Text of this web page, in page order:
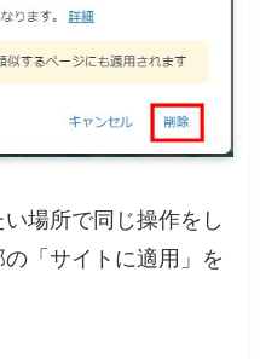
場所で同じ操作をし
「サイトに適用」を